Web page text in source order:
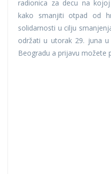
radionica za decu na
kako smanjiti otpad od
solidarnosti u cilju
održati u utorak 29. juna
Beogradu a prijavu možete